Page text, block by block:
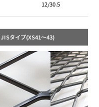
12/30.5
JISタイプ(XS41～43)